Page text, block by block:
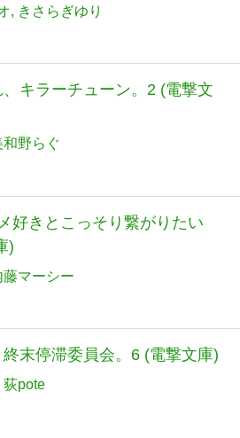
きさらぎゆり
キラーチューン。2 (電撃文
和野らぐ
好きとこっそり繋がりたい
)
藤マーシー
終末停滞委員会。6 (電撃文庫)
荻pote